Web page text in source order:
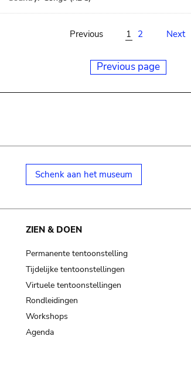
Previous 1 2 Next
Previous page
Schenk aan het museum
ZIEN & DOEN
Permanente tentoonstelling
Tijdelijke tentoonstellingen
Virtuele tentoonstellingen
Rondleidingen
Workshops
Agenda